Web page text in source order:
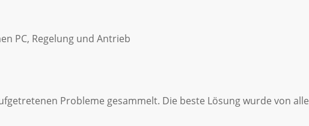
PC, Regelung und Antrieb
Probleme gesammelt. Die beste Lösung wurde von